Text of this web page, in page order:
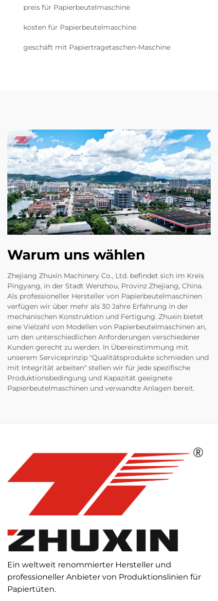
preis für Papierbeutelmaschine
kosten für Papierbeutelmaschine
geschäft mit Papiertragetaschen-Maschine
Warum uns wählen
Zhejiang Zhuxin Machinery Co., Ltd. befindet sich im Kreis
Pingyang, in der Stadt Wenzhou, Provinz Zhejiang, China.
Als professioneller Hersteller von Papierbeutelmaschinen
verfügen wir über mehr als 30 Jahre Erfahrung in der
mechanischen Konstruktion und Fertigung. Zhuxin bietet
eine Vielzahl von Modellen von Papierbeutelmaschinen an,
um den unterschiedlichen Anforderungen verschiedener
Kunden gerecht zu werden. In Übereinstimmung mit
unserem Serviceprinzip "Qualitätsprodukte schmieden und
mit Integrität arbeiten" stellen wir für jede spezifische
Produktionsbedingung und Kapazität geeignete
Papierbeutelmaschinen und verwandte Anlagen bereit.
Ein weltweit renommierter Hersteller und
professioneller Anbieter von Produktionslinien für
Papiertüten.